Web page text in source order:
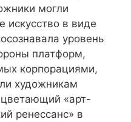
могли
искусство в виде
уровень
платформ,
корпорациями,
художникам
«арт-
ренессанс» в